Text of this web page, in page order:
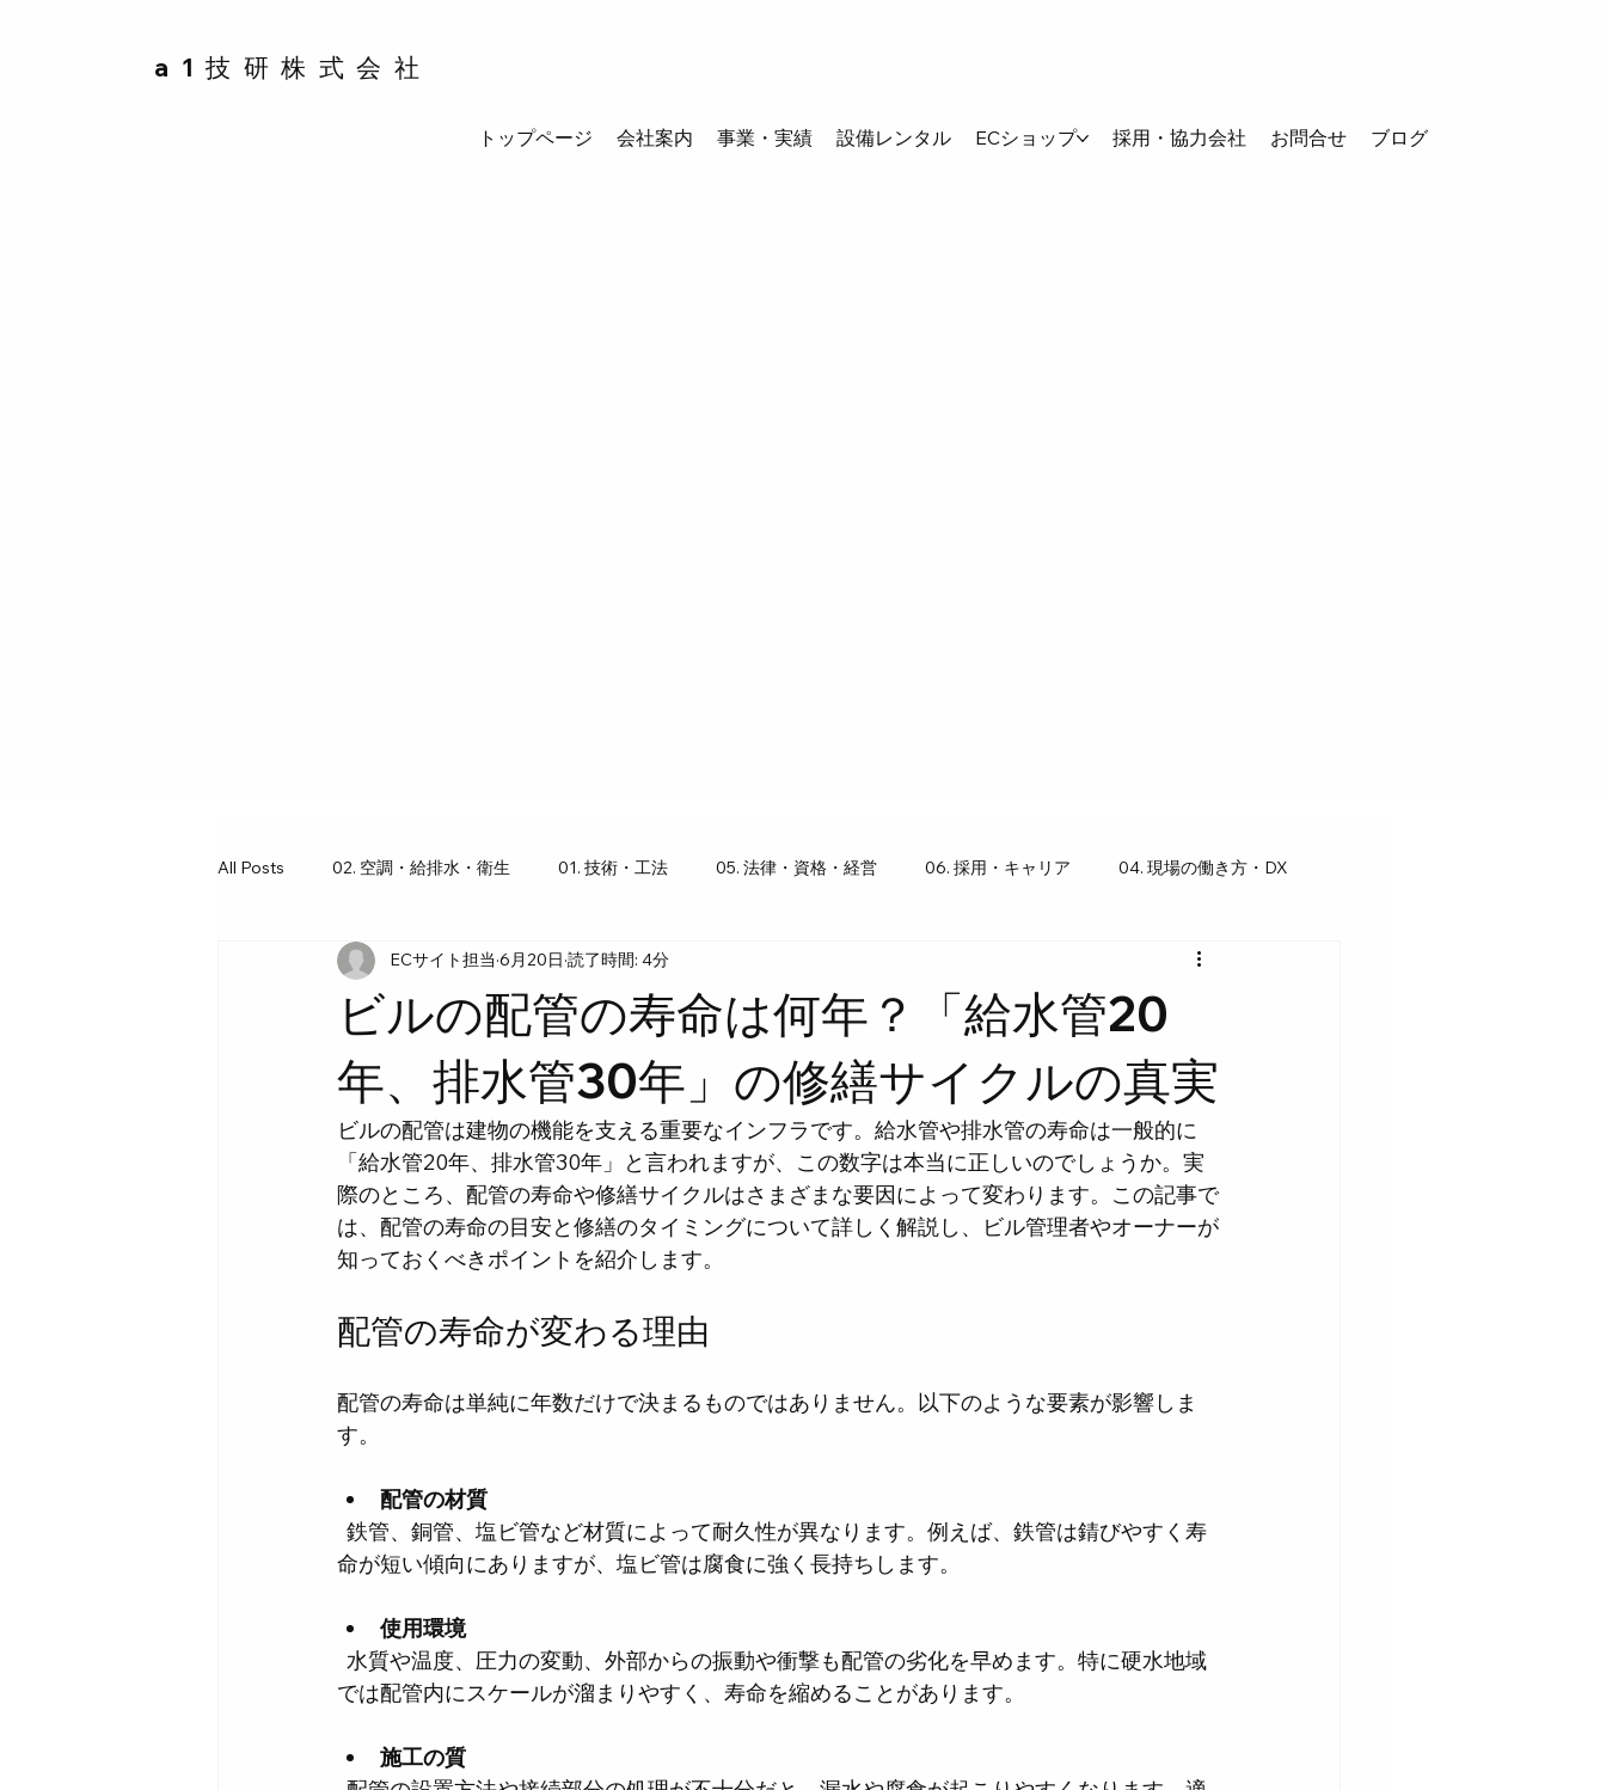
a1技研株式会社
トップページ 会社案内 事業・実績 設備レンタル ECショップ 採用・協力会社 お問合せ ブログ
All Posts 02. 空調・給排水・衛生 01. 技術・工法 05. 法律・資格・経営 06. 採用・キャリア 04. 現場の働き方・DX
03. 工具・ギア図鑑 07. 水回り豆知識
ビルの配管の寿命は何年？「給水管20
年、排水管30年」の修繕サイクルの真実
ECサイト担当 6月20日 読了時間: 4分
ビルの配管は建物の機能を支える重要なインフラです。給水管や排水管の寿命は一般的に
「給水管20年、排水管30年」と言われますが、この数字は本当に正しいのでしょうか。実
際のところ、配管の寿命や修繕サイクルはさまざまな要因によって変わります。この記事で
は、配管の寿命の目安と修繕のタイミングについて詳しく解説し、ビル管理者やオーナーが
知っておくべきポイントを紹介します。
配管の寿命が変わる理由
配管の寿命は単純に年数だけで決まるものではありません。以下のような要素が影響しま
す。
配管の材質
命が短い傾向にありますが、塩ビ管は腐食に強く長持ちします。
使用環境
では配管内にスケールが溜まりやすく、寿命を縮めることがあります。
施工の質